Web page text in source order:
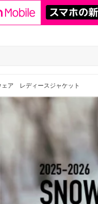
ェア レディースジャケット